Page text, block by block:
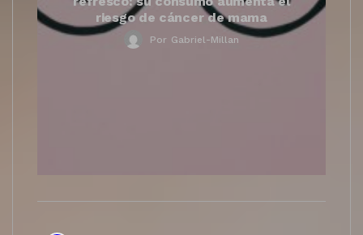
riesgo de cáncer de mama
Por Gabriel-Millan